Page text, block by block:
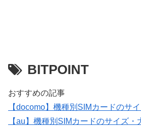
BITPOINT
おすすめの記事
【docomo】機種別SIMカードのサ
【au】機種別SIMカードのサイズ・